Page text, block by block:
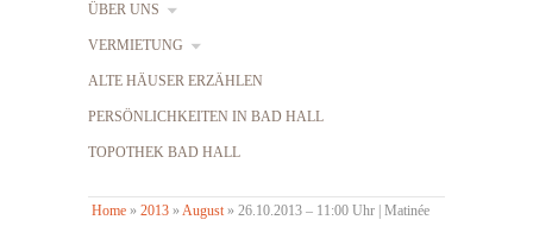
ÜBER UNS
VERMIETUNG
ALTE HÄUSER ERZÄHLEN
PERSÖNLICHKEITEN IN BAD HALL
TOPOTHEK BAD HALL
Home » 2013 »August » 26.10.2013 – 11:00 Uhr | Matinée